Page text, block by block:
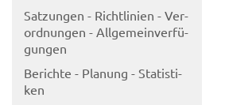
Sat­zun­gen - Richt­li­ni­en - Ver­
ord­nun­gen - All­ge­mein­ver­fü­
gun­gen
Be­rich­te - Pla­nung - Sta­tis­ti­
ken